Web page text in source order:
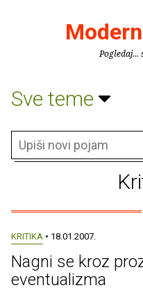
Pogledaj...
Sve teme
KRITIKA • 18.01.2007.
Nagni se kroz
eventualizma